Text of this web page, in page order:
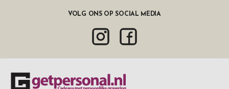
VOLG ONS OP SOCIAL MEDIA